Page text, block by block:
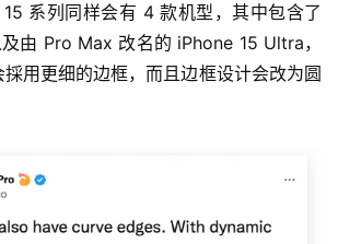
系列同样会有 4 款机型，其中包含了
由 Pro Max 改名的 iPhone 15 Ultra，
用更细的边框，而且边框设计会改为圆